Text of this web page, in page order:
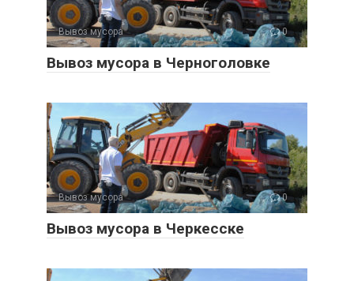
Вывоз мусора 0
Вывоз мусора в Черноголовке
Вывоз мусора 0
Вывоз мусора в Черкесске